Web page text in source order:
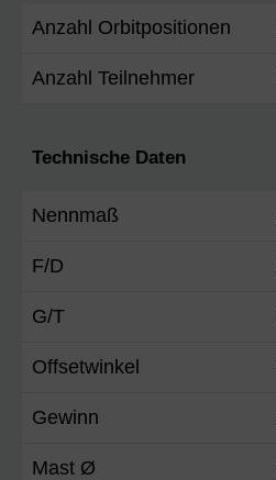
Anzahl Orbitpositionen
Anzahl Teilnehmer
Technische Daten
Nennmaß
F/D
G/T
Offsetwinkel
Gewinn
Mast Ø